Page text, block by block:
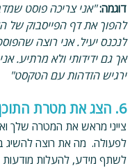
דוגמה: "אני צריכה פוסט
להפוך את דף הפייסבוק של
לנכנס יעיל. אני רוצה
אך גם ידידותי ולא מרתיע.
ירגיש הזדהות עם הטקסט"
6. הצג את מטרת התוכן
צייני מראש את המטרה שלך
לפעולה.  מה את רוצה להשיג
לשתף מידע, להעלות מודעות